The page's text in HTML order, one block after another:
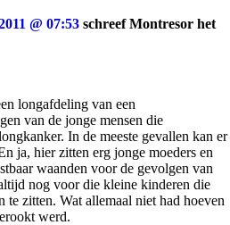
@ 07:53 schreef Montresor het
longafdeling van een
van de jonge mensen die
In de meeste gevallen kan er
ja, hier zitten erg jonge moeders en
waanden voor de gevolgen van
nog voor die kleine kinderen die
te zitten. Wat allemaal niet had hoeven
werd.